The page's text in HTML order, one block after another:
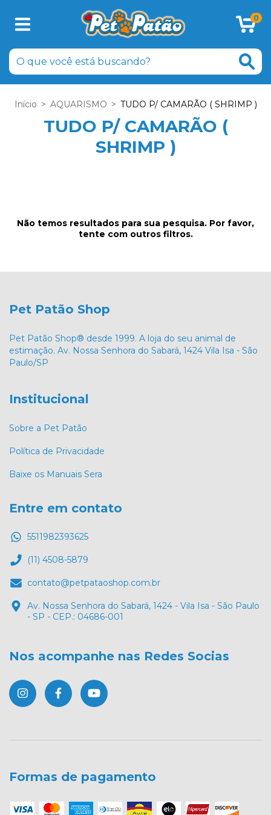
0
Início > AQUARISMO > TUDO P/ CAMARÃO ( SHRIMP )
TUDO P/ CAMARÃO (
SHRIMP )
Não temos resultados para sua pesquisa. Por favor,
tente com outros filtros.
Pet Patão Shop
Pet Patão Shop® desde 1999. A loja do seu animal de
estimação. Av. Nossa Senhora do Sabará, 1424 Vila Isa - São
Paulo/SP
Institucional
Sobre a Pet Patão
Política de Privacidade
Baixe os Manuais Sera
Entre em contato
5511982393625
(11) 4508-5879
contato@petpataoshop.com.br
Av. Nossa Senhora do Sabará, 1424 - Vila Isa - São Paulo
- SP - CEP.: 04686-001
Nos acompanhe nas Redes Socias
Formas de pagamento